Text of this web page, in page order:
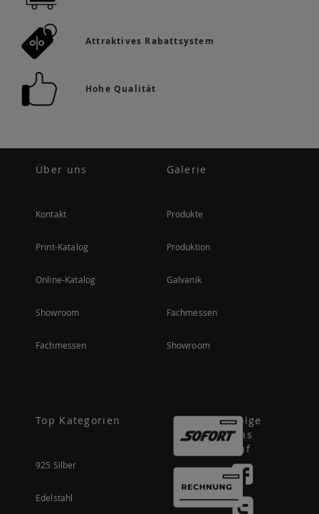
Attraktives Rabattsystem
Hohe Qualität
Über uns
Kontakt
Print-Katalog
Online-Katalog
Showroom
Fachmessen
Galerie
Produkte
Produktion
Galvanik
Fachmessen
Showroom
Top Kategorien
925 Silber
Edelstahl
Folge
uns
auf